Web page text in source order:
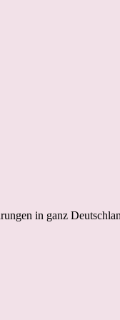
in ganz